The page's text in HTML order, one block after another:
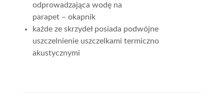
odprowadzająca wodę na
parapet – okapnik
każde ze skrzydeł posiada podwójne
uszczelnienie uszczelkami termiczno
akustycznymi